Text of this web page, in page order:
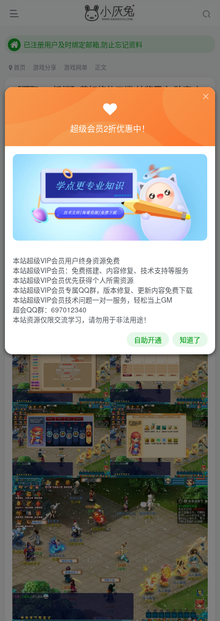
已注册用户及时绑定邮箱,防止忘记资料
已注册用户及时绑定邮箱,防止忘记资料
首页 游戏分享 游戏网单 正文
【源码+一键端】花好修仙三端-抽奖累充-独家功
能界面-修仙模式等-玩法多
0 471 43
联网教程： 内附教程
单机教程： 内附教程
不懂的话联系客服！！！
超级会员2折优惠中！
本站超级VIP会员用户终身资源免费
本站超级VIP会员：免费搭建、内容修复、技术支持等服务
本站超级VIP会员优先获得个人所需资源
本站超级VIP会员专属QQ群，版本修复、更新内容免费下载
本站超级VIP会员技术问题一对一服务，轻松当上GM
超会QQ群：697012340
本站资源仅限交流学习，请勿用于非法用途！
自助开通 知道了